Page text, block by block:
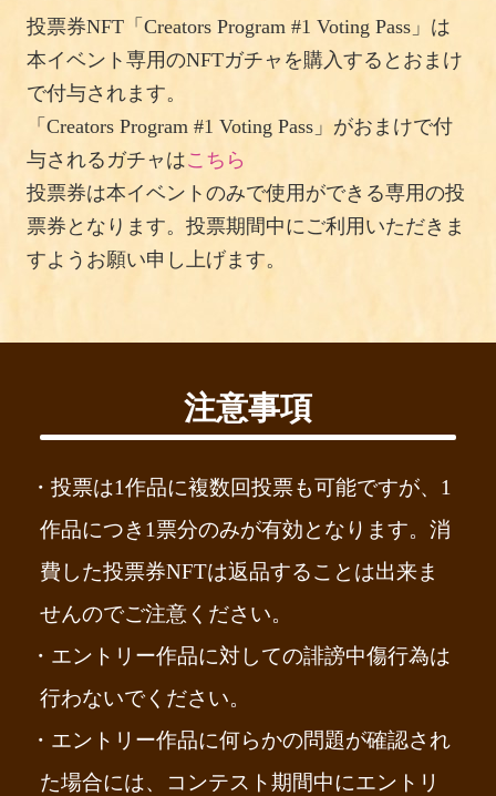
Steel Kitchen Knife (R Hand) : 鋼の包丁（右手）
onSketchfab
作品詳細
投票券NFT「Creators Program #1 Voting Pass」は
本イベント専用のNFTガチャを購入するとおまけ
で付与されます。
「Creators Program #1 Voting Pass」がおまけで付
与されるガチャはこちら
投票券は本イベントのみで使用ができる専用の投
票券となります。投票期間中にご利用いただきま
すようお願い申し上げます。
注意事項
・投票は1作品に複数回投票も可能ですが、1
作品につき1票分のみが有効となります。消
費した投票券NFTは返品することは出来ま
せんのでご注意ください。
・エントリー作品に対しての誹謗中傷行為は
行わないでください。
・エントリー作品に何らかの問題が確認され
た場合には、コンテスト期間中にエントリ